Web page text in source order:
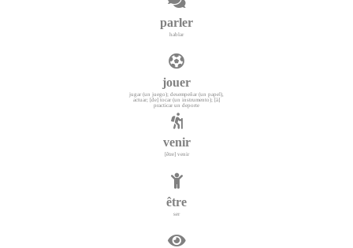
parler
hablar
jouer
jugar (un juego); desempeñar (un papel),
actuar; [de] tocar (un instrumento); [à]
practicar un deporte
venir
[être] venir
être
ser